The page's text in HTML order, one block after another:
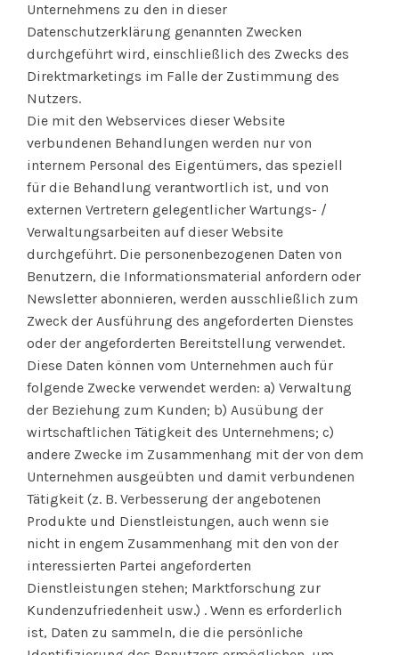
Unternehmens zu den in dieser
Datenschutzerklärung genannten Zwecken
durchgeführt wird, einschließlich des Zwecks des
Direktmarketings im Falle der Zustimmung des
Nutzers.
Die mit den Webservices dieser Website
verbundenen Behandlungen werden nur von
internem Personal des Eigentümers, das speziell
für die Behandlung verantwortlich ist, und von
externen Vertretern gelegentlicher Wartungs- /
Verwaltungsarbeiten auf dieser Website
durchgeführt. Die personenbezogenen Daten von
Benutzern, die Informationsmaterial anfordern oder
Newsletter abonnieren, werden ausschließlich zum
Zweck der Ausführung des angeforderten Dienstes
oder der angeforderten Bereitstellung verwendet.
Diese Daten können vom Unternehmen auch für
folgende Zwecke verwendet werden: a) Verwaltung
der Beziehung zum Kunden; b) Ausübung der
wirtschaftlichen Tätigkeit des Unternehmens; c)
andere Zwecke im Zusammenhang mit der von dem
Unternehmen ausgeübten und damit verbundenen
Tätigkeit (z. B. Verbesserung der angebotenen
Produkte und Dienstleistungen, auch wenn sie
nicht in engem Zusammenhang mit den von der
interessierten Partei angeforderten
Dienstleistungen stehen; Marktforschung zur
Kundenzufriedenheit usw.) . Wenn es erforderlich
ist, Daten zu sammeln, die die persönliche